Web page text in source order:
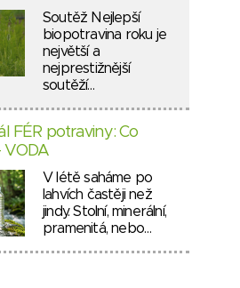
Soutěž Nejlepší
biopotravina roku je
největší a
nejprestižnější
soutěží…
FÉR potraviny: Co
VODA
V létě saháme po
lahvích častěji než
jindy. Stolní, minerální,
pramenitá, nebo…